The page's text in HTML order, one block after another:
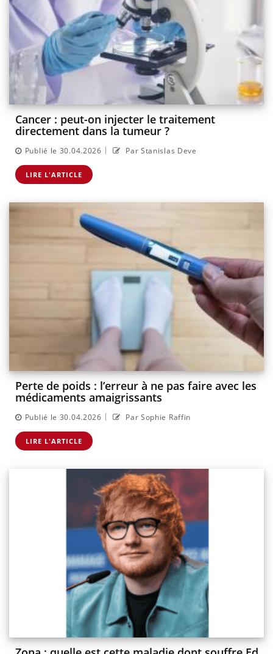
Cancer : peut-on injecter le traitement
directement dans la tumeur ?
Publié le 30.04.2026 | Par Stanislas Deve
LIRE L'ARTICLE
Perte de poids : l’erreur à ne pas faire avec les
médicaments amaigrissants
Publié le 30.04.2026 | Par Sophie Raffin
LIRE L'ARTICLE